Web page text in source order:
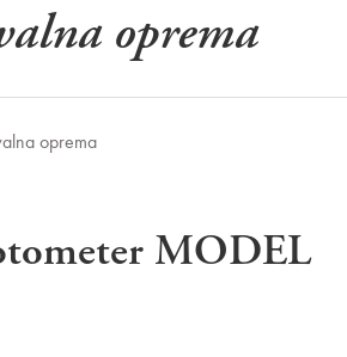
oprema
oprema
MODEL